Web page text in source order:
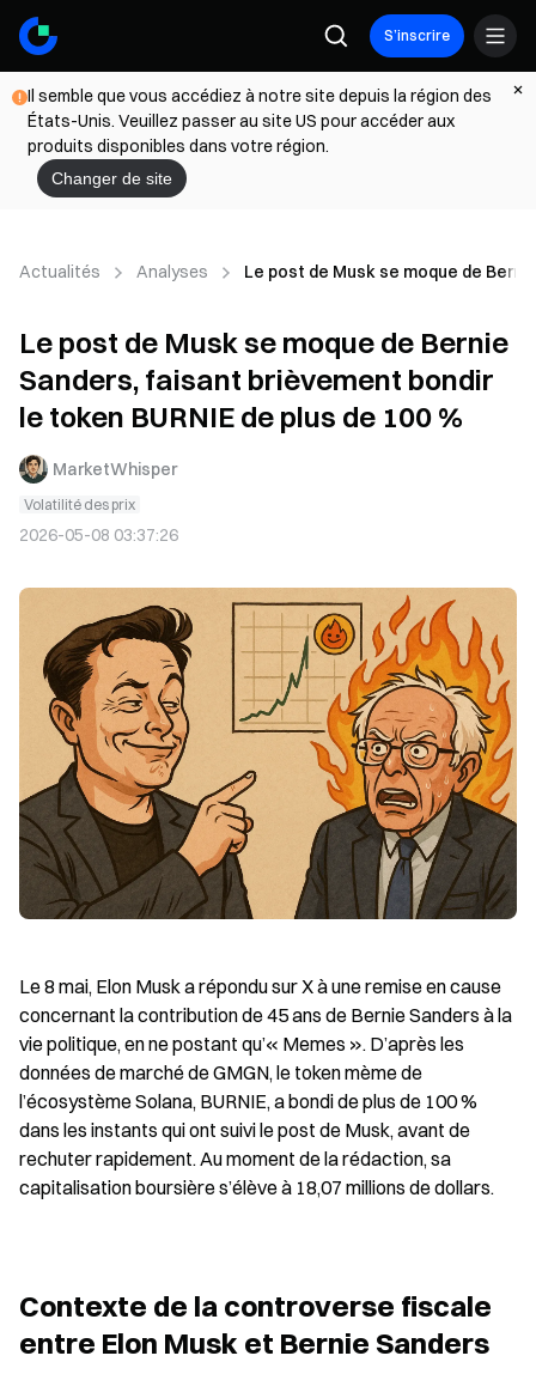
S’inscrire
Il semble que vous accédiez à notre site depuis la région des
États-Unis. Veuillez passer au site US pour accéder aux
produits disponibles dans votre région.
Changer de site
Actualités Analyses Le post de Musk se moque de
Le post de Musk se moque de Bernie
Sanders, faisant brièvement bondir
le token BURNIE de plus de 100 %
MarketWhisper
Volatilité des prix
2026-05-08 03:37:26
Le 8 mai, Elon Musk a répondu sur X à une remise en cause
concernant la contribution de 45 ans de Bernie Sanders à la
vie politique, en ne postant qu’« Memes ». D’après les
données de marché de GMGN, le token mème de
l’écosystème Solana, BURNIE, a bondi de plus de 100 %
dans les instants qui ont suivi le post de Musk, avant de
rechuter rapidement. Au moment de la rédaction, sa
capitalisation boursière s’élève à 18,07 millions de dollars.
Contexte de la controverse fiscale
entre Elon Musk et Bernie Sanders